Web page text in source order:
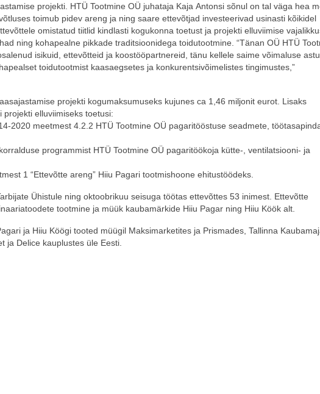
projekti. HTÜ Tootmine OÜ juhataja Kaja Antonsi sõnul on tal väga hea
toimub pidev areng ja ning saare ettevõtjad investeerivad usinasti kõikidel
omistatud tiitlid kindlasti kogukonna toetust ja projekti elluviimise
ning kohapealne pikkade traditsioonidega toidutootmine. “Tänan OÜ HTÜ
isikuid, ettevõtteid ja koostööpartnereid, tänu kellele saime võimaluse
toidutootmist kaasaegsetes ja konkurentsivõimelistes tingimustes,”
projekti kogumaksumuseks kujunes ca 1,46 miljonit eurot. Lisaks
elluviimiseks toetusi:
2020 meetmest 4.2.2 HTÜ Tootmine OÜ pagaritööstuse seadmete,
programmist HTÜ Tootmine OÜ pagaritöökoja kütte-, ventilatsiooni- ja
1 “Ettevõtte areng” Hiiu Pagari tootmishoone ehitustöödeks.
Ühistule ning oktoobrikuu seisuga töötas ettevõttes 53 inimest. Ettevõtte
tootmine ja müük kaubamärkide Hiiu Pagar ning Hiiu Köök alt.
ja Hiiu Köögi tooted müügil Maksimarketites ja Prismades, Tallinna
ja Delice kauplustes üle Eesti.